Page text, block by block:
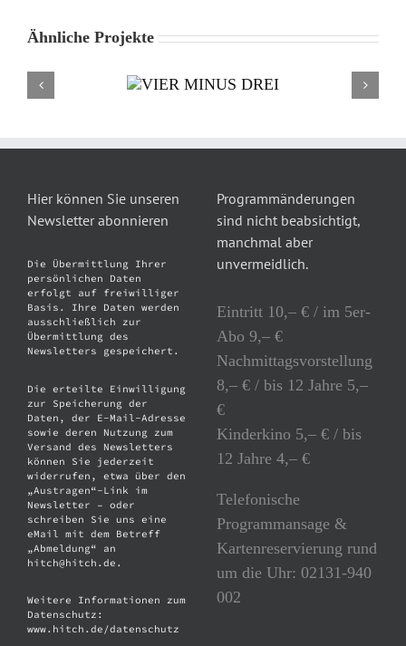
Ähnliche Projekte
Hier können Sie unseren
Newsletter abonnieren
Die Übermittlung Ihrer
persönlichen Daten
erfolgt auf freiwilliger
Basis. Ihre Daten werden
ausschließlich zur
Übermittlung des
Newsletters gespeichert.
Die erteilte Einwilligung
zur Speicherung der
Daten, der E-Mail-Adresse
sowie deren Nutzung zum
Versand des Newsletters
können Sie jederzeit
widerrufen, etwa über den
„Austragen“-Link im
Newsletter – oder
schreiben Sie uns eine
eMail mit dem Betreff
„Abmeldung“ an
hitch@hitch.de.
Weitere Informationen zum
Datenschutz:
www.hitch.de/datenschutz
Programmänderungen
sind nicht beabsichtigt,
manchmal aber
unvermeidlich.
Eintritt 10,– € / im 5er-
Abo 9,– €
Nachmittagsvorstellung
8,– € / bis 12 Jahre 5,–
€
Kinderkino 5,– € / bis
12 Jahre 4,– €
Telefonische
Programmansage &
Kartenreservierung rund
um die Uhr: 02131-940
002